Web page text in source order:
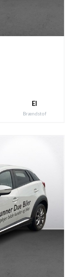
El
Brændstof